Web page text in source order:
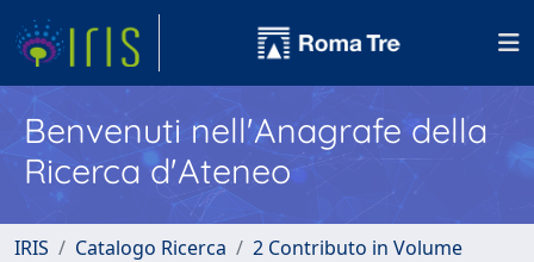
Benvenuti nell'Anagrafe della
Ricerca d'Ateneo
IRIS Catalogo Ricerca
2 Contributo in Volume